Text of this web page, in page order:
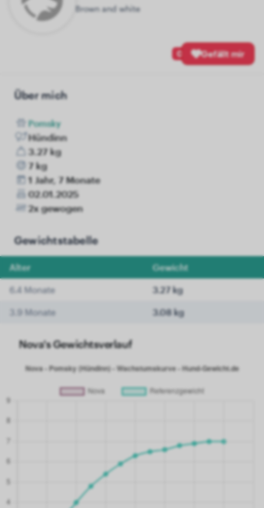
Brown and white
0 Gefällt mir
Über mich
Pomsky
Hündinn
3.27 kg
7 kg
1 Jahr, 7 Monate
02.01.2025
2x gewogen
Gewichtstabelle
Alter Gewicht
6.4 Monate 3.27 kg
3.9 Monate 3.08 kg
Nova's Gewichtsverlauf